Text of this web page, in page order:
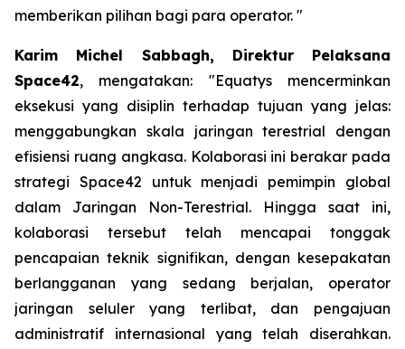
memberikan pilihan bagi para operator. "
Karim Michel Sabbagh, Direktur Pelaksana
Space42, mengatakan: "Equatys mencerminkan
eksekusi yang disiplin terhadap tujuan yang jelas:
menggabungkan skala jaringan terestrial dengan
efisiensi ruang angkasa. Kolaborasi ini berakar pada
strategi Space42 untuk menjadi pemimpin global
dalam Jaringan Non-Terestrial. Hingga saat ini,
kolaborasi tersebut telah mencapai tonggak
pencapaian teknik signifikan, dengan kesepakatan
berlangganan yang sedang berjalan, operator
jaringan seluler yang terlibat, dan pengajuan
administratif internasional yang telah diserahkan.